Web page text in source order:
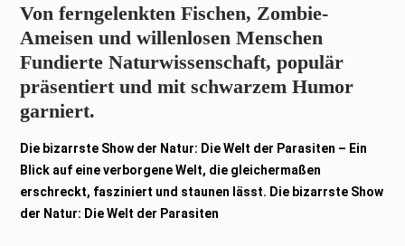
Von ferngelenkten Fischen, Zombie-
Ameisen und willenlosen Menschen
Fundierte Naturwissenschaft, populär
präsentiert und mit schwarzem Humor
garniert.
Die bizarrste Show der Natur: Die Welt der Parasiten – Ein
Blick auf eine verborgene Welt, die gleichermaßen
erschreckt, fasziniert und staunen lässt. Die bizarrste Show
der Natur: Die Welt der Parasiten